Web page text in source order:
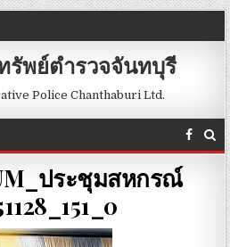
พย์ตำรวจจันทบุรี
Police Chanthaburi Ltd.
ประชุมสหกรณ์